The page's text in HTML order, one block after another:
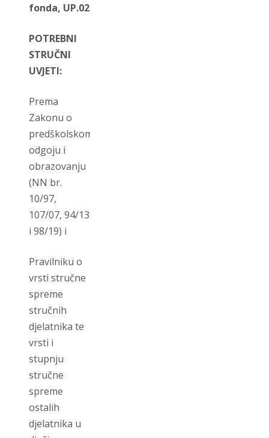
fonda, UP.02.2.2.16.0132.
POTREBNI
STRUČNI
UVJETI:
Prema
Zakonu o
predškolskom
odgoju i
obrazovanju
(NN br.
10/97,
107/07, 94/13
i 98/19) i
Pravilniku o
vrsti stručne
spreme
stručnih
djelatnika te
vrsti i
stupnju
stručne
spreme
ostalih
djelatnika u